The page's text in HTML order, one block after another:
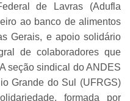
de Lavras (Adufla
ao banco de alimentos
Gerais, e apoio solidário
de colaboradores que
seção sindical do ANDES
Grande do Sul (UFRGS)
formada por